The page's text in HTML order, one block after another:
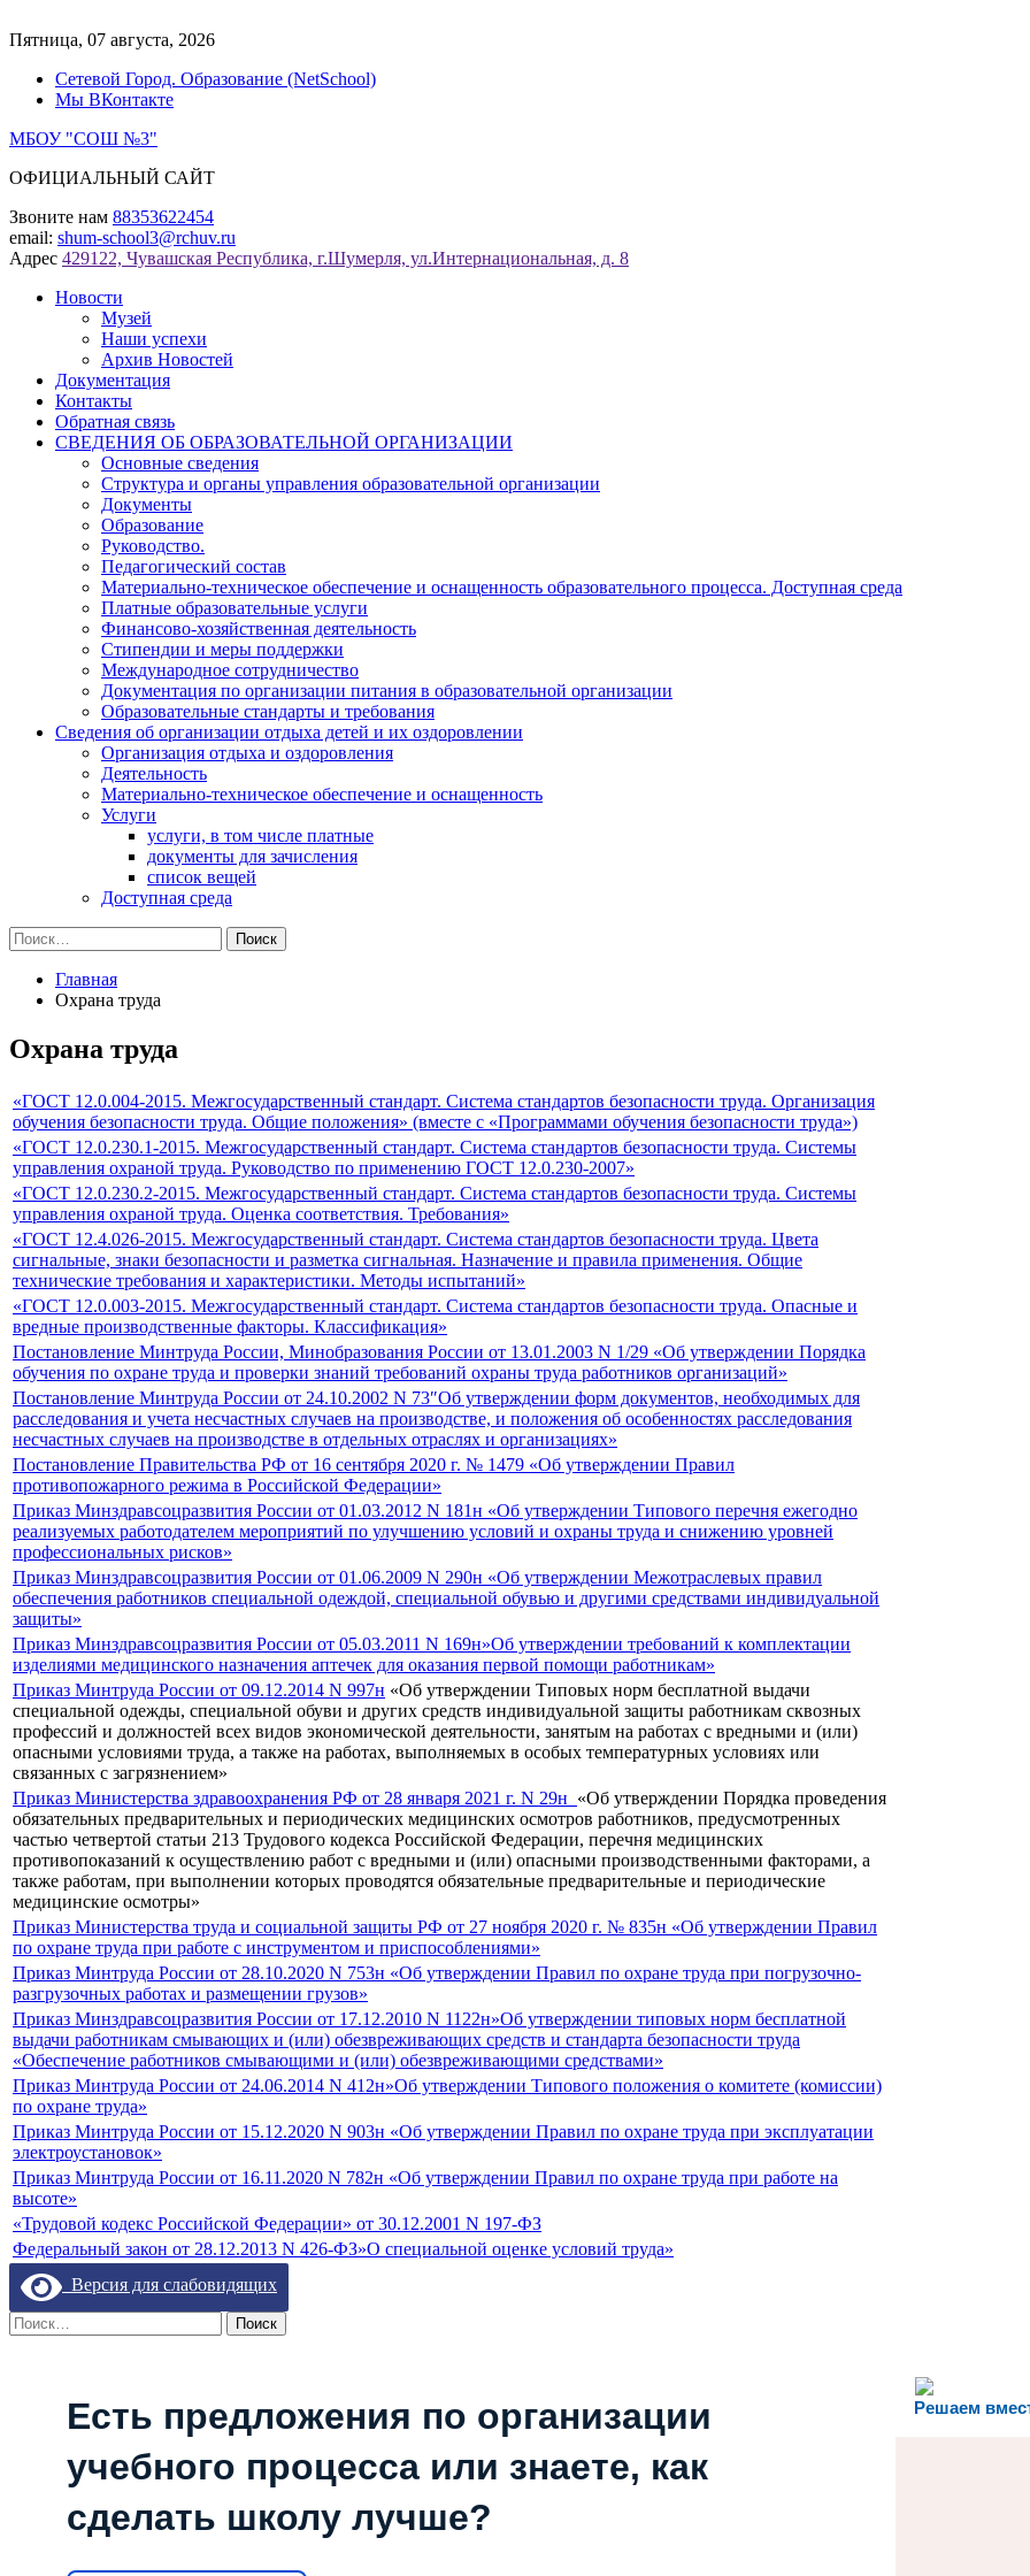
к
Пятница, 07 августа, 2026
Сетевой Город. Образование (NetSchool)
Мы ВКонтакте
МБОУ "СОШ №3"
ОФИЦИАЛЬНЫЙ САЙТ
Звоните нам 88353622454
email: shum-school3@rchuv.ru
Адрес 429122, Чувашская Республика, г.Шумерля, ул.Интернациональная, д. 8
Новости
Музей
Наши успехи
Архив Новостей
Документация
Контакты
Обратная связь
СВЕДЕНИЯ ОБ ОБРАЗОВАТЕЛЬНОЙ ОРГАНИЗАЦИИ
Основные сведения
Структура и органы управления образовательной организации
Документы
Образование
Руководство.
Педагогический состав
Материально-техническое обеспечение и оснащенность образовательного процесса. Доступная среда
Платные образовательные услуги
Финансово-хозяйственная деятельность
Стипендии и меры поддержки
Международное сотрудничество
Документация по организации питания в образовательной организации
Образовательные стандарты и требования
Сведения об организации отдыха детей и их оздоровлении
Организация отдыха и оздоровления
Деятельность
Материально-техническое обеспечение и оснащенность
Услуги
услуги, в том числе платные
документы для зачисления
список вещей
Доступная среда
Найти:
Главная
Охрана труда
Охрана труда
«ГОСТ 12.0.004-2015. Межгосударственный стандарт. Система стандартов безопасности труда. Организация
обучения безопасности труда. Общие положения» (вместе с «Программами обучения безопасности труда»)
«ГОСТ 12.0.230.1-2015. Межгосударственный стандарт. Система стандартов безопасности труда. Системы
управления охраной труда. Руководство по применению ГОСТ 12.0.230-2007»
«ГОСТ 12.0.230.2-2015. Межгосударственный стандарт. Система стандартов безопасности труда. Системы
управления охраной труда. Оценка соответствия. Требования»
«ГОСТ 12.4.026-2015. Межгосударственный стандарт. Система стандартов безопасности труда. Цвета
сигнальные, знаки безопасности и разметка сигнальная. Назначение и правила применения. Общие
технические требования и характеристики. Методы испытаний»
«ГОСТ 12.0.003-2015. Межгосударственный стандарт. Система стандартов безопасности труда. Опасные и
вредные производственные факторы. Классификация»
Постановление Минтруда России, Минобразования России от 13.01.2003 N 1/29 «Об утверждении Порядка
обучения по охране труда и проверки знаний требований охраны труда работников организаций»
Постановление Минтруда России от 24.10.2002 N 73″Об утверждении форм документов, необходимых для
расследования и учета несчастных случаев на производстве, и положения об особенностях расследования
несчастных случаев на производстве в отдельных отраслях и организациях»
Постановление Правительства РФ от 16 сентября 2020 г. № 1479 «Об утверждении Правил
противопожарного режима в Российской Федерации»
Приказ Минздравсоцразвития России от 01.03.2012 N 181н «Об утверждении Типового перечня ежегодно
реализуемых работодателем мероприятий по улучшению условий и охраны труда и снижению уровней
профессиональных рисков»
Приказ Минздравсоцразвития России от 01.06.2009 N 290н «Об утверждении Межотраслевых правил
обеспечения работников специальной одеждой, специальной обувью и другими средствами индивидуальной
защиты»
Приказ Минздравсоцразвития России от 05.03.2011 N 169н»Об утверждении требований к комплектации
изделиями медицинского назначения аптечек для оказания первой помощи работникам»
Приказ Минтруда России от 09.12.2014 N 997н «Об утверждении Типовых норм бесплатной выдачи
специальной одежды, специальной обуви и других средств индивидуальной защиты работникам сквозных
профессий и должностей всех видов экономической деятельности, занятым на работах с вредными и (или)
опасными условиями труда, а также на работах, выполняемых в особых температурных условиях или
связанных с загрязнением»
Приказ Министерства здравоохранения РФ от 28 января 2021 г. N 29н «Об утверждении Порядка проведения
обязательных предварительных и периодических медицинских осмотров работников, предусмотренных
частью четвертой статьи 213 Трудового кодекса Российской Федерации, перечня медицинских
противопоказаний к осуществлению работ с вредными и (или) опасными производственными факторами, а
также работам, при выполнении которых проводятся обязательные предварительные и периодические
медицинские осмотры»
Приказ Министерства труда и социальной защиты РФ от 27 ноября 2020 г. № 835н «Об утверждении Правил
по охране труда при работе с инструментом и приспособлениями»
Приказ Минтруда России от 28.10.2020 N 753н «Об утверждении Правил по охране труда при погрузочно-
разгрузочных работах и размещении грузов»
Приказ Минздравсоцразвития России от 17.12.2010 N 1122н»Об утверждении типовых норм бесплатной
выдачи работникам смывающих и (или) обезвреживающих средств и стандарта безопасности труда
«Обеспечение работников смывающими и (или) обезвреживающими средствами»
Приказ Минтруда России от 24.06.2014 N 412н»Об утверждении Типового положения о комитете (комиссии)
по охране труда»
Приказ Минтруда России от 15.12.2020 N 903н «Об утверждении Правил по охране труда при эксплуатации
электроустановок»
Приказ Минтруда России от 16.11.2020 N 782н «Об утверждении Правил по охране труда при работе на
высоте»
«Трудовой кодекс Российской Федерации» от 30.12.2001 N 197-ФЗ
Федеральный закон от 28.12.2013 N 426-ФЗ»О специальной оценке условий труда»
Версия для слабовидящих
Найти:
Решаем
Есть предложения по организации
учебного процесса или знаете, как
сделать школу лучше?